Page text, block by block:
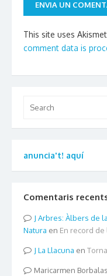
This site uses
comment data is
for:
anuncia't! aquí
Comentaris
Arbres: Àlbers de
Natura en En record de
La Llacuna en
Maricarmen Borbalas